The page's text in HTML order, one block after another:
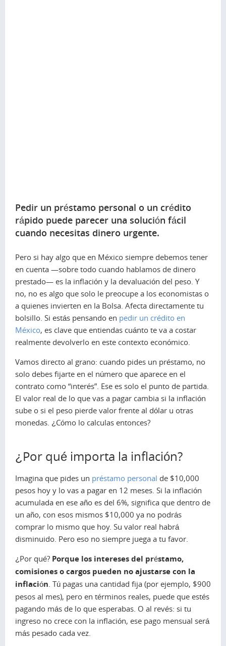
Pedir un préstamo personal o un crédito
rápido puede parecer una solución fácil
cuando necesitas dinero urgente.
Pero si hay algo que en México siempre debemos tener
en cuenta —sobre todo cuando hablamos de dinero
prestado— es la inflación y la devaluación del peso. Y
no, no es algo que solo le preocupe a los economistas o
a quienes invierten en la Bolsa. Afecta directamente tu
bolsillo. Si estás pensando en pedir un crédito en
México, es clave que entiendas cuánto te va a costar
realmente devolverlo en este contexto económico.
Vamos directo al grano: cuando pides un préstamo, no
solo debes fijarte en el número que aparece en el
contrato como “interés”. Ese es solo el punto de partida.
El valor real de lo que vas a pagar cambia si la inflación
sube o si el peso pierde valor frente al dólar u otras
monedas. ¿Cómo lo calculas entonces?
¿Por qué importa la inflación?
Imagina que pides un préstamo personal de $10,000
pesos hoy y lo vas a pagar en 12 meses. Si la inflación
acumulada en ese año es del 6%, significa que dentro de
un año, con esos mismos $10,000 ya no podrás
comprar lo mismo que hoy. Su valor real habrá
disminuido. Pero eso no siempre juega a tu favor.
¿Por qué? Porque los intereses del préstamo,
comisiones o cargos pueden no ajustarse con la
inflación . Tú pagas una cantidad fija (por ejemplo, $900
pesos al mes), pero en términos reales, puede que estés
pagando más de lo que esperabas. O al revés: si tu
ingreso no crece con la inflación, ese pago mensual será
más pesado cada vez.